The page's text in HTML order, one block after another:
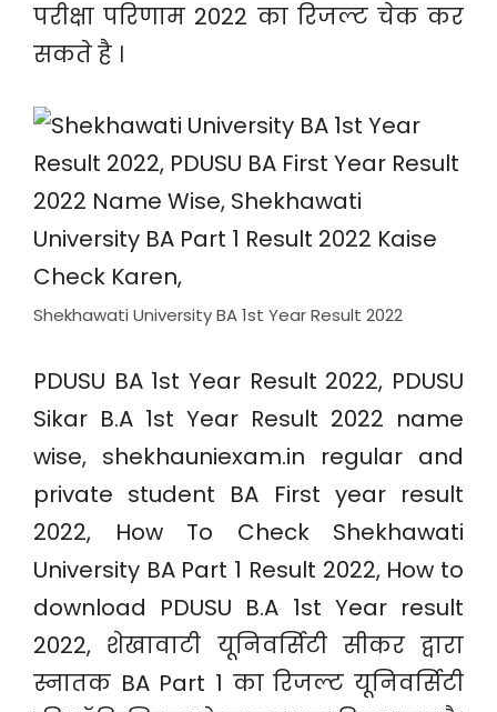
परीक्षा परिणाम 2022 का रिजल्ट चेक कर
सकते है ।
Shekhawati University BA 1st Year Result 2022
PDUSU BA 1st Year Result 2022, PDUSU
Sikar B.A 1st Year Result 2022 name
wise, shekhauniexam.in regular and
private student BA First year result
2022, How To Check Shekhawati
University BA Part 1 Result 2022, How to
download PDUSU B.A 1st Year result
2022, शेखावाटी यूनिवर्सिटी सीकर द्वारा
स्नातक BA Part 1 का रिजल्ट यूनिवर्सिटी